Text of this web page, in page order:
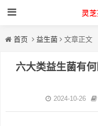
首页 益生菌 文章正文
六大类益生菌有
2024-10-26